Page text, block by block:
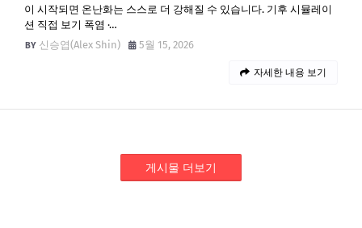
이 시작되면 온난화는 스스로 더 강해질 수 있습니다. 기후 시뮬레이
션 직접 보기 폭염 ·…
신승엽(Alex Shin)
5월 15, 2026
자세한 내용 보기
게시물 더보기